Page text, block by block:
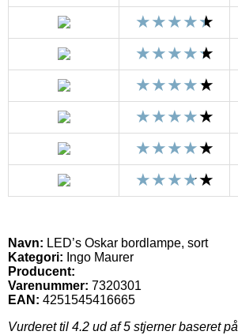
Navn: LED’s Oskar bordlampe, sort
Kategori: Ingo Maurer
Producent:
Varenummer: 7320301
EAN: 4251545416665
Vurderet til 4.2 ud af 5 stjerner baseret på